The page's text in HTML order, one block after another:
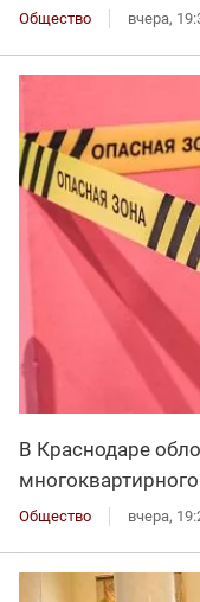
Общество вчера,
В Краснодаре
Общество вчера,